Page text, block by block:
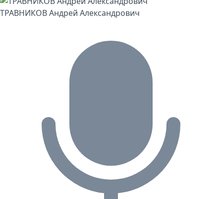
ТРАВНИКОВ Андрей Александрович